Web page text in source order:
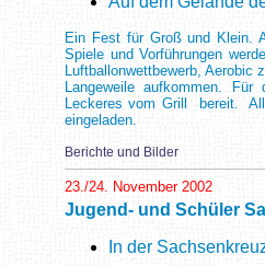
Ein Fest für Groß und Klein.
Spiele und Vorführungen
Luftballonwettbewerb, Aerobic
Langeweile aufkommen.
Leckeres vom Grill bereit.
eingeladen.
Berichte und Bilder
23./24. November 2002
Jugend- und Schüler
In der